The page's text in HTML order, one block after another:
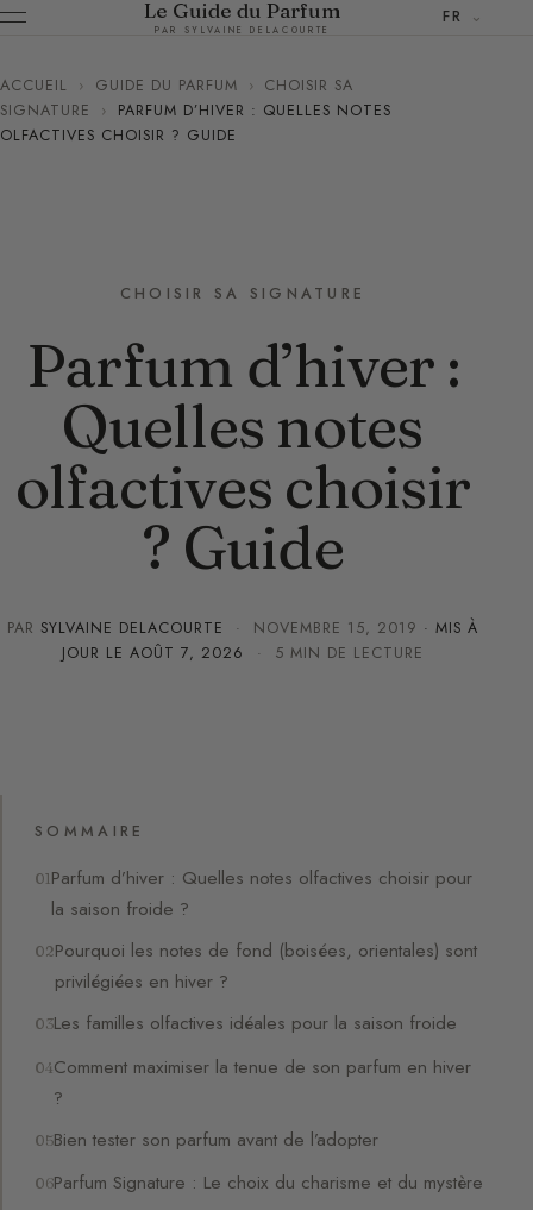
Le Guide du Parfum
PAR SYLVAINE DELACOURTE
FR
ACCUEIL › GUIDE DU PARFUM › CHOISIR SA
SIGNATURE
›
PARFUM D’HIVER : QUELLES NOTES
OLFACTIVES CHOISIR ? GUIDE
CHOISIR SA SIGNATURE
Parfum d’hiver :
Quelles notes
olfactives choisir
? Guide
PAR SYLVAINE DELACOURTE · NOVEMBRE 15, 2019 · MIS À
JOUR LEAOÛT 7, 2026 · 5 MIN DE LECTURE
SOMMAIRE
Parfum d’hiver : Quelles notes olfactives choisir pour
la saison froide ?
Pourquoi les notes de fond (boisées, orientales) sont
privilégiées en hiver ?
Les familles olfactives idéales pour la saison froide
Comment maximiser la tenue de son parfum en hiver
?
Bien tester son parfum avant de l’adopter
Parfum Signature : Le choix du charisme et du mystère